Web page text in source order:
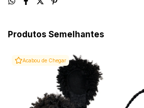
Produtos Semelhantes
Acabou de Chegar